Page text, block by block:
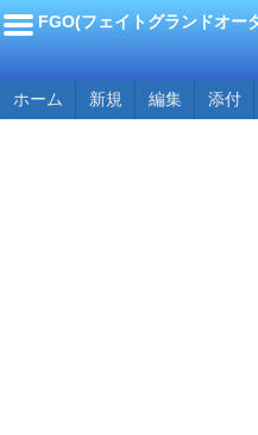
FGO(フェイトグランドオ
ホーム 新規 編集 添付